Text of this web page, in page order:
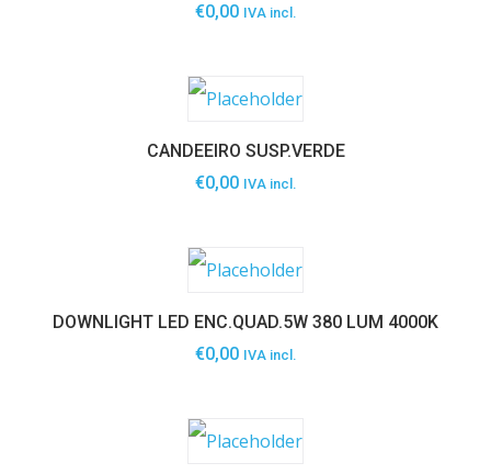
€0,00 IVA incl.
CANDEEIRO SUSP.VERDE
€0,00 IVA incl.
DOWNLIGHT LED ENC.QUAD.5W 380 LUM 4000K
€0,00 IVA incl.